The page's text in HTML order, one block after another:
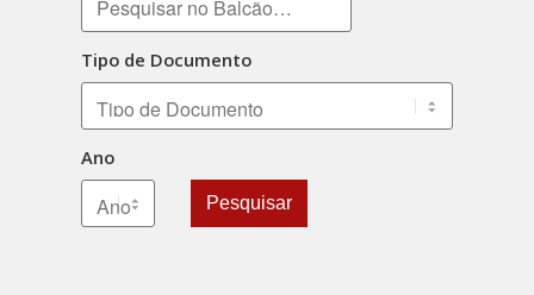
Tipo de Documento
Ano
Pesquisar